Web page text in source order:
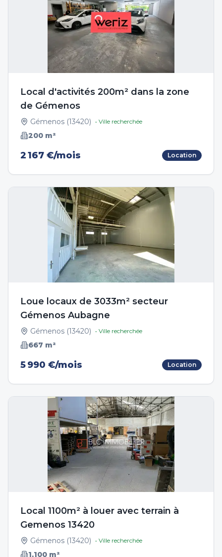
Local d'activités 200m² dans la zone
de Gémenos
Gémenos (13420) • Ville recherchée
200 m²
2 167 €/mois Location
Loue locaux de 3033m² secteur
Gémenos Aubagne
Gémenos (13420) • Ville recherchée
667 m²
5 990 €/mois Location
Local 1100m² à louer avec terrain à
Gemenos 13420
Gémenos (13420) • Ville recherchée
1,100 m²